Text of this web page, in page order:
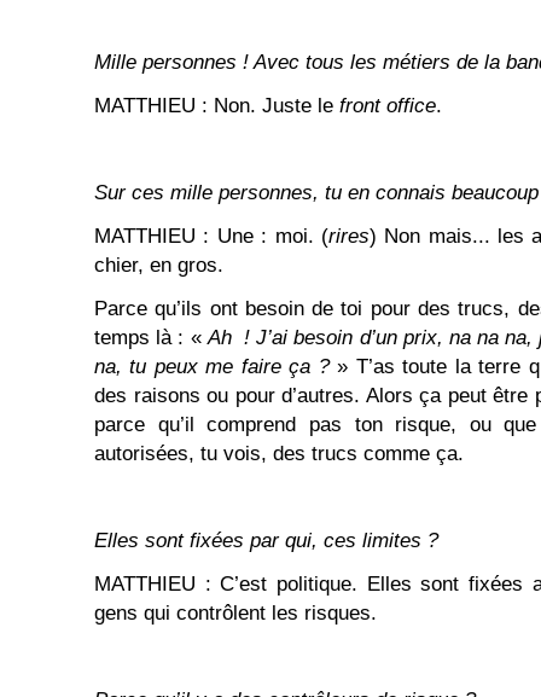
Mille personnes ! Avec tous les métiers de la
MATTHIEU : Non. Juste le front office.
Sur ces mille personnes, tu en connais
MATTHIEU : Une : moi. (rires) Non mais... les
chier, en gros.
Parce qu’ils ont besoin de toi pour des trucs,
temps là : «Ah ! J’ai besoin d’un prix, na na na,
na, tu peux me faire ça ?» T’as toute la terre
des raisons ou pour d’autres. Alors ça peut être
parce qu’il comprend pas ton risque, ou
autorisées, tu vois, des trucs comme ça.
Elles sont fixées par qui, ces limites ?
MATTHIEU : C’est politique. Elles sont
gens qui contrôlent les risques.